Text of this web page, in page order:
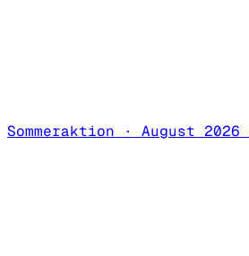
Sommeraktion · August 2026